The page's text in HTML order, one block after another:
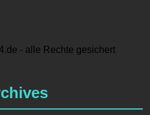
- alle Rechte gesichert